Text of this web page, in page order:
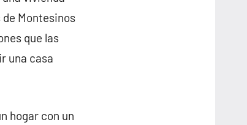
Montesinos
que las
una casa
hogar con un